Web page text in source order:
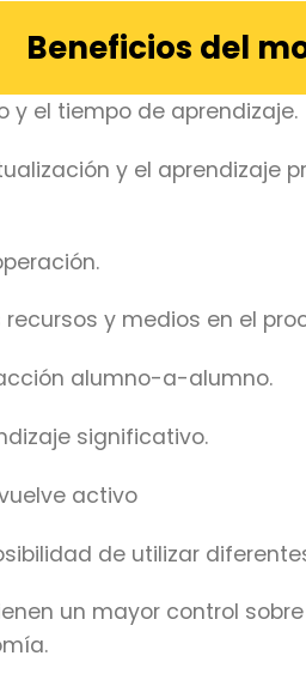
Beneficios del
y el tiempo de aprendizaje.
y el aprendizaje
y medios en el
alumno-a-alumno.
significativo.
activo
de utilizar
un mayor control